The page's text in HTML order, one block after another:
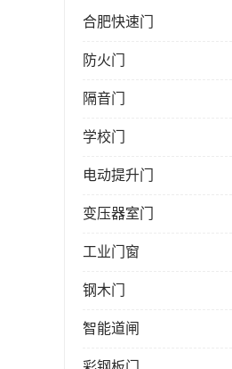
合肥快速门
防火门
隔音门
学校门
电动提升门
变压器室门
工业门窗
钢木门
智能道闸